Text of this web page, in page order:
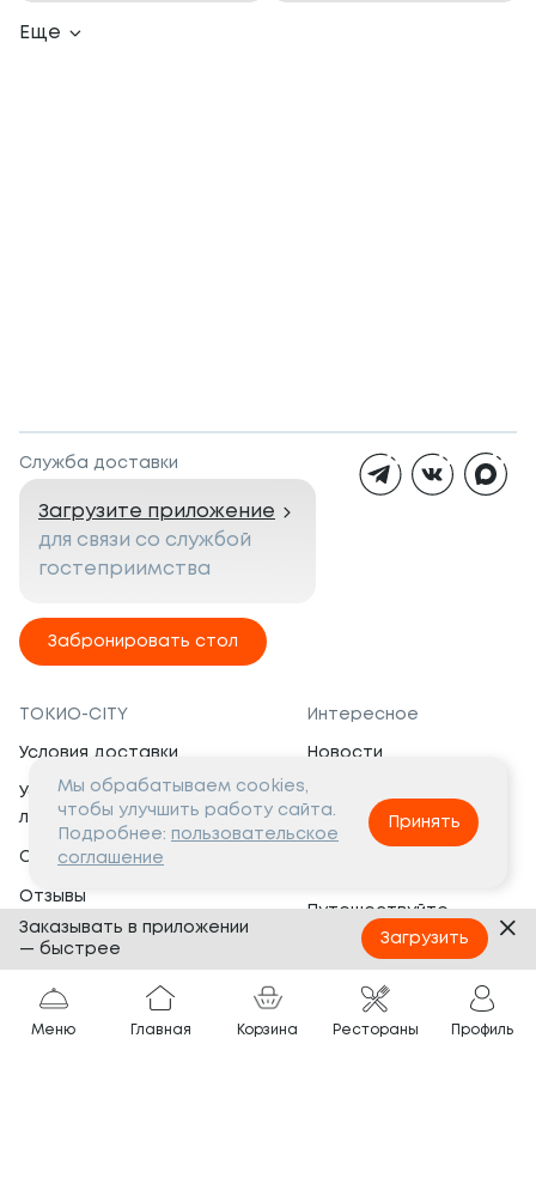
Еще
Служба доставки
Загрузите приложение
для связи со службой
гостеприимства
Забронировать стол
ТОКИО-CITY
Условия доставки
Условия программы
лояльности
Сертификаты
Отзывы
Банкеты
Вопросы и ответы
Интересное
Новости
Вакансии
Социальная жизнь
Путешествуйте
с ТОКИО-CITY
Партнёрам
Франшиза
Меню Главная Корзина Рестораны Профиль
Мы обрабатываем cookies,
чтобы улучшить работу сайта.
Подробнее: пользовательское
соглашение
Принять
Заказывать в приложении
— быстрее
Загрузить